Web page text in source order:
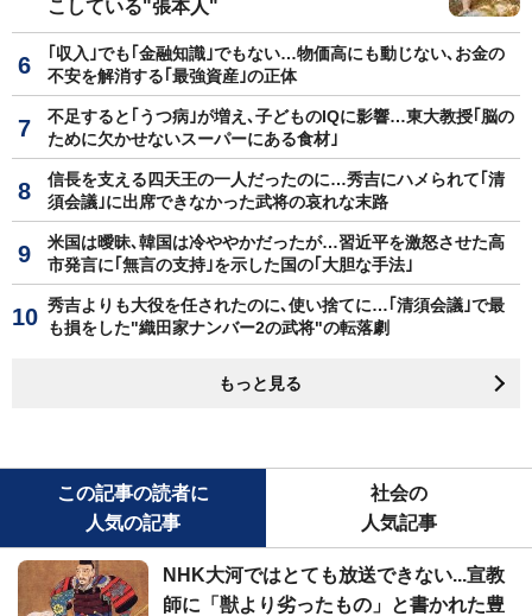
こしている"張本人"
｢収入｣でも｢金融知識｣でもない…物価高にも動じない､お金の
不安を解消する｢最強資産｣の正体
不足すると｢うつ病｣が増え､子どものIQに影響…東大教授｢脳の
ために欠かせないスーパーにある食材｣
信長を支える四天王の一人だったのに…秀吉にハメられて｢清
須会議｣に出席できなかった武将の哀れな末路
米国は曖昧､韓国は冷ややかだったが…習近平を激怒させた高
市発言に｢無言の支持｣を示した国の｢大胆な手法｣
秀吉よりも大役を任されたのに､使い捨てに…｢清須会議｣で最
も損をした"織田家ナンバー2の武将"の転落劇
もっと見る
この記事の読者に
人気の記事
社会の
人気記事
NHK大河ではとても放送できない...宣教
師に「獣より劣ったもの」と書かれた豊